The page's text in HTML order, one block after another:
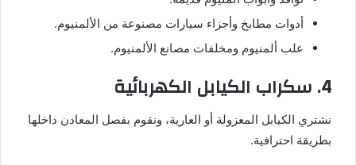
أدوات مطابخ وأجزاء سيارات مصنوعة من الألمنيوم.
علب ألمنيوم ومخلفات مصانع الألمنيوم.
4. سكراب الكيابل الكهربائية
نشتري الكيابل المعزولة أو العارية، ونقوم بفصل المعادن داخلها
بطريقة احترافية.